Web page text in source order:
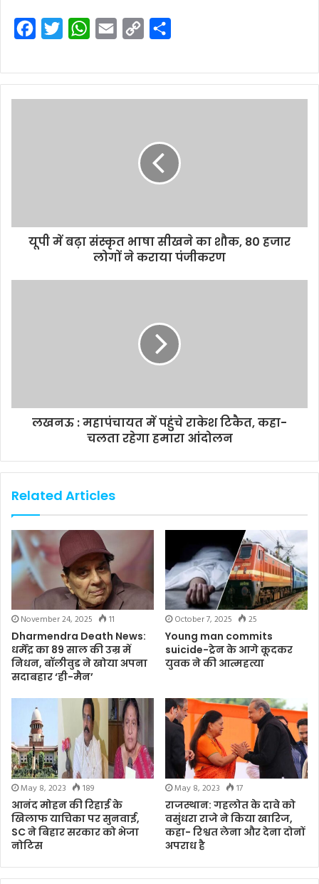
c
i
W
a
a
p
n
k
a
यूपी में बढ़ा संस्‍कृत भाषा सीखने का शौक, 80 हजार
लोगों ने कराया पंजीकरण
लखनऊ : महापंचायत में पहुंचे राकेश टिकैत, कहा-
चलता रहेगा हमारा आंदोलन
Related Articles
November 24, 2025
11
Dharmendra Death News:
धर्मेंद्र का 89 साल की उम्र में
निधन, बॉलीवुड ने खोया अपना
सदाबहार ‘ही-मैन’
October 7, 2025
25
Young man commits
suicide-ट्रेन के आगे कूदकर
युवक ने की आत्महत्या
May 8, 2023
189
आनंद मोहन की रिहाई के
खिलाफ याचिका पर सुनवाई,
SC ने बिहार सरकार को भेजा
नोटिस
May 8, 2023
17
राजस्थान: गहलोत के दावे को
वसुंधरा राजे ने किया खारिज,
कहा- रिश्वत लेना और देना दोनों
अपराध है